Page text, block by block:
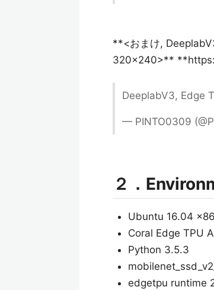
**<おまけ,
320x240>**
DeeplabV3, Edge
— PINTO0309
２．
Ubuntu 16.04
Coral Edge TPU
Python 3.5.3
edgetpu runtime